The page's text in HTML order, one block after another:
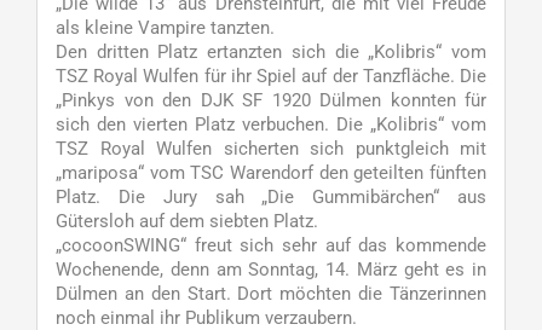
als kleine Vampire tanzten.
Den dritten Platz ertanzten sich die „Kolibris“ vom
TSZ Royal Wulfen für ihr Spiel auf der Tanzfläche. Die
„Pinkys von den DJK SF 1920 Dülmen konnten für
sich den vierten Platz verbuchen. Die „Kolibris“ vom
TSZ Royal Wulfen sicherten sich punktgleich mit
„mariposa“ vom TSC Warendorf den geteilten fünften
Platz. Die Jury sah „Die Gummibärchen“ aus
Gütersloh auf dem siebten Platz.
„cocoonSWING“ freut sich sehr auf das kommende
Wochenende, denn am Sonntag, 14. März geht es in
Dülmen an den Start. Dort möchten die Tänzerinnen
noch einmal ihr Publikum verzaubern.